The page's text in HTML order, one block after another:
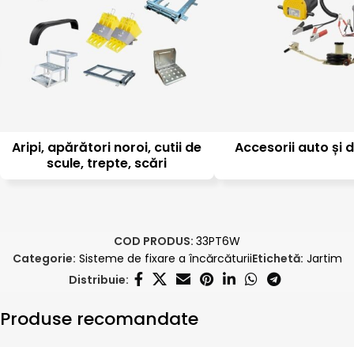
Aripi, apărători noroi, cutii de
scule, trepte, scări
Accesorii auto și
COD PRODUS: 33PT6W
Categorie: Sisteme de fixare a încărcăturiiEtichetă: Jartim
Distribuie:
Produse recomandate